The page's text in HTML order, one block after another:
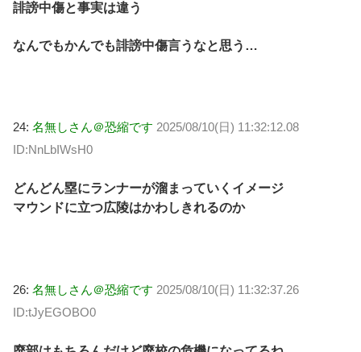
誹謗中傷と事実は違う
なんでもかんでも誹謗中傷言うなと思う…
24: 名無しさん＠恐縮です 2025/08/10(日) 11:32:12.08
ID:NnLbIWsH0
どんどん塁にランナーが溜まっていくイメージ
マウンドに立つ広陵はかわしきれるのか
26: 名無しさん＠恐縮です 2025/08/10(日) 11:32:37.26
ID:tJyEGOBO0